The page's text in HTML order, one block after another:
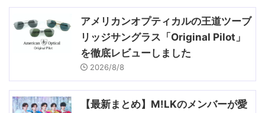
アメリカンオプティカルの王道ツーブ
リッジサングラス「Original Pilot」
を徹底レビューしました
2026/8/8
【最新まとめ】M!LKのメンバーが愛